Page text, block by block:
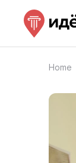
Home